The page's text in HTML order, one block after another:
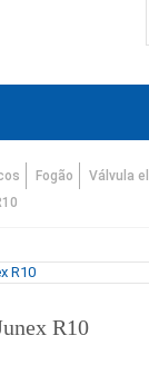
Fogão
Válvula
R10